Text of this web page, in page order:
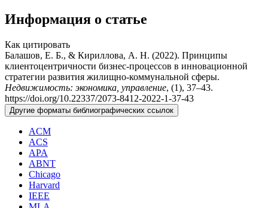
Информация о статье
Как цитировать
Балашов, Е. Б., & Кириллова, А. Н. (2022). Принципы
клиентоцентричности бизнес-процессов в инновационной
стратегии развития жилищно-коммунальной сферы.
Недвижимость: экономика, управление, (1), 37–43.
https://doi.org/10.22337/2073-8412-2022-1-37-43
Другие форматы библиографических ссылок
ACM
ACS
APA
ABNT
Chicago
Harvard
IEEE